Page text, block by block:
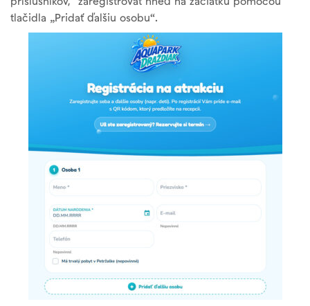
tlačidla „Pridať ďalšiu osobu“.